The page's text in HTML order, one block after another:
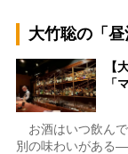
大竹聡の「昼
【
「
お酒はいつ飲ん
別の味わいがある